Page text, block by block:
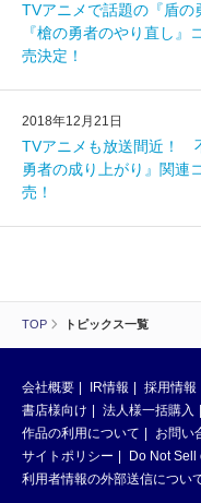
TOP トピックス一覧
TVアニメで話題の『盾の
『槍の勇者のやり直し
売決定！
2018年12月21日
TVアニメも放送間近！
勇者の成り上がり』関
売！
会社概要 IR情報 採用情報
書店様向け
法人様一括購入
作品の利用について
お問い
サイトポリシー
Do Not
利用者情報の外部送信につい